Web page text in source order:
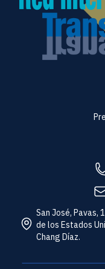
San José, Pavas,
de los Estados
Chang Díaz.